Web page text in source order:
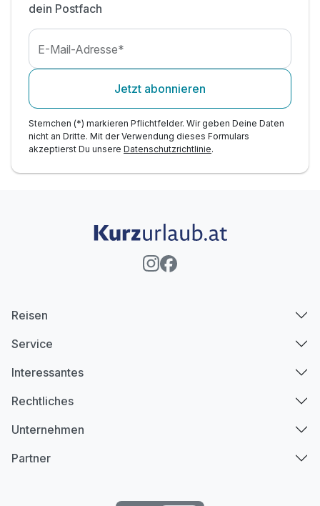
dein Postfach
E-Mail-Adresse*
Jetzt abonnieren
Sternchen (*) markieren Pflichtfelder. Wir geben Deine Daten
nicht an Dritte. Mit der Verwendung dieses Formulars
akzeptierst Du unsere Datenschutzrichtlinie.
Reisen
Service
Interessantes
Rechtliches
Unternehmen
Partner